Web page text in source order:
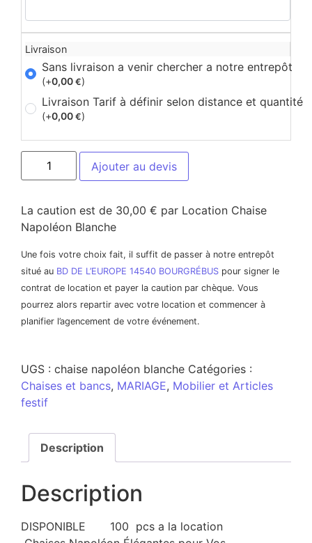
Livraison
Sans livraison a venir chercher a notre entrepôt
(+0,00 €)
Livraison Tarif à définir selon distance et quantité
(+0,00 €)
Ajouter au devis
La caution est de 30,00 € par Location Chaise
Napoléon Blanche
Une fois votre choix fait, il suffit de passer à notre entrepôt
situé au BD DE L’EUROPE 14540 BOURGRÉBUS pour signer le
contrat de location et payer la caution par chèque. Vous
pourrez alors repartir avec votre location et commencer à
planifier l’agencement de votre événement.
UGS : chaise napoléon blanche Catégories :
Chaises et bancs, MARIAGE, Mobilier et Articles
festif
Description
Description
DISPONIBLE 100 pcs a la location